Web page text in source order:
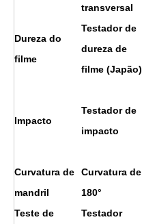
transversal
Dureza do
filme
Testador de
dureza de
filme (Japão)
Impacto
Testador de
impacto
Curvatura de
mandril
Curvatura de
180°
Teste de
Testador